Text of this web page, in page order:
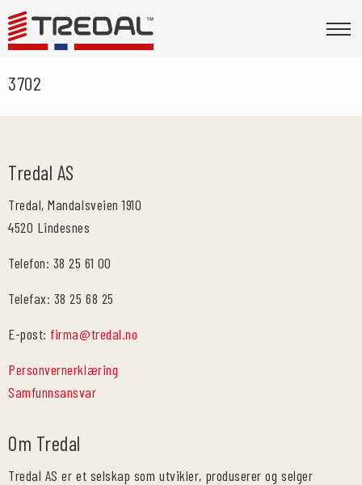
3702
Tredal AS
Tredal, Mandalsveien 1910
4520 Lindesnes
Telefon: 38 25 61 00
Telefax: 38 25 68 25
E-post:firma@tredal.no
Personvernerklæring
Samfunnsansvar
Om Tredal
Tredal AS er et selskap som utvikler, produserer og selger